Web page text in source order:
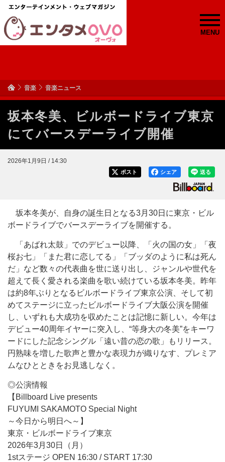
MENU
音楽 音楽ニュース
坂本冬美、ビルボードライブ東京
にてバースデーライブ開催
2026年1月9日 / 14:30
送る
シェア
ポスト
坂本冬美が、自身の誕生日となる3月30日に東京・ビル
ボードライブでバースデーライブを開催する。
「あばれ太鼓」でのデビュー以降、「火の国の女」「夜
桜お七」「また君に恋してる」「ブッダのように私は死ん
だ」など数々の代表曲を世に送り出し、ジャンルや世代を
超えて長く愛される楽曲を歌い続けている坂本冬美。昨年
は約8年ぶりとなるビルボードライブ東京公演、そして初
めてステージに立ったビルボードライブ大阪公演を開催
し、いずれも大成功を収めたことは記憶に新しい。今年は
デビュー40周年イヤーに突入し、“等身大の冬美”をキーワ
ードにした記念シングル「遠い昔の恋の歌」もリリース。
円熟味を増した歌声と豊かな表現力が織りなす、プレミア
ムなひとときをお見逃しなく。
◎公演情報
【Billboard Live presents
FUYUMI SAKAMOTO Special Night
～今日から明日へ～】
東京・ビルボードライブ東京
2026年3月30日（月）
1stステージ OPEN 16:30 / START 17:30